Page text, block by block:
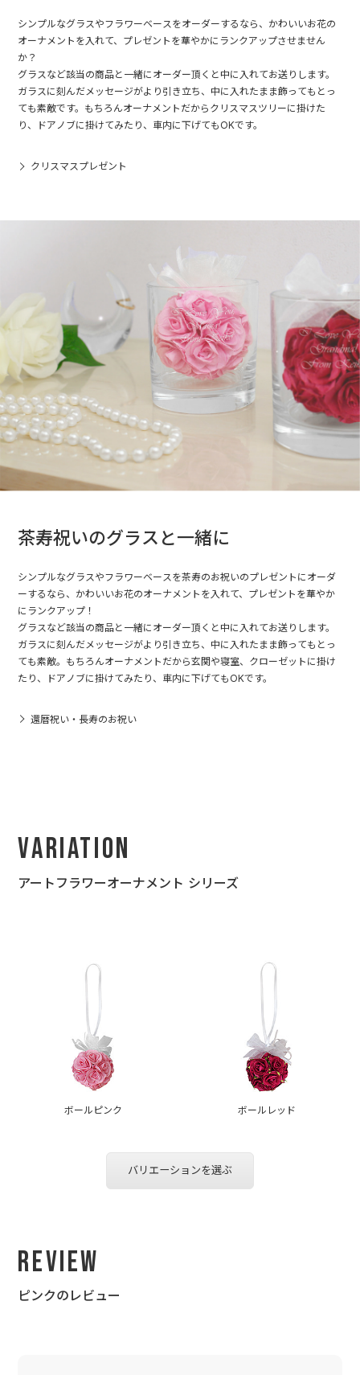
シンプルなグラスやフラワーベースをオーダーするなら、かわいいお花の
オーナメントを入れて、プレゼントを華やかにランクアップさせません
か？
グラスなど該当の商品と一緒にオーダー頂くと中に入れてお送りします。
ガラスに刻んだメッセージがより引き立ち、中に入れたまま飾ってもとっ
ても素敵です。もちろんオーナメントだからクリスマスツリーに掛けた
り、ドアノブに掛けてみたり、車内に下げてもOKです。
クリスマスプレゼント
茶寿祝いのグラスと一緒に
シンプルなグラスやフラワーベースを茶寿のお祝いのプレゼントにオーダ
ーするなら、かわいいお花のオーナメントを入れて、プレゼントを華やか
にランクアップ！
グラスなど該当の商品と一緒にオーダー頂くと中に入れてお送りします。
ガラスに刻んだメッセージがより引き立ち、中に入れたまま飾ってもとっ
ても素敵。もちろんオーナメントだから玄関や寝室、クローゼットに掛け
たり、ドアノブに掛けてみたり、車内に下げてもOKです。
還暦祝い・長寿のお祝い
Variation
アートフラワーオーナメント シリーズ
ボールピンク ボールレッド
バリエーションを選ぶ
Review
ピンクのレビュー